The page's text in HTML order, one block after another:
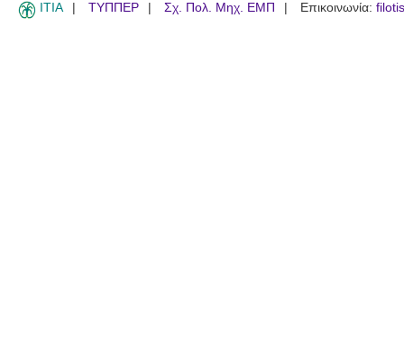
ITIA ΤΥΠΠΕΡ Σχ. Πολ. Μηχ. ΕΜΠ Επικοινωνία: